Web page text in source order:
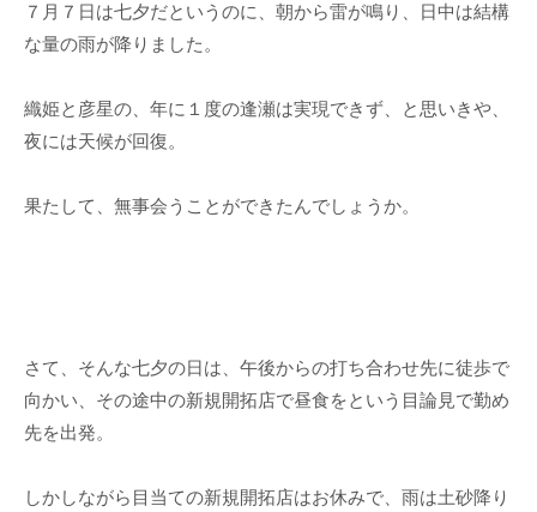
７月７日は七夕だというのに、朝から雷が鳴り、日中は結構
な量の雨が降りました。
織姫と彦星の、年に１度の逢瀬は実現できず、と思いきや、
夜には天候が回復。
果たして、無事会うことができたんでしょうか。
さて、そんな七夕の日は、午後からの打ち合わせ先に徒歩で
向かい、その途中の新規開拓店で昼食をという目論見で勤め
先を出発。
しかしながら目当ての新規開拓店はお休みで、雨は土砂降り